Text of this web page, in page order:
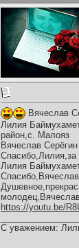
Вячеслав
Лилия
район,с. Малояз
Вячеслав Серёгин
Спасибо,Лилия,за
Лилия
https://youtu.be/
С уважением: